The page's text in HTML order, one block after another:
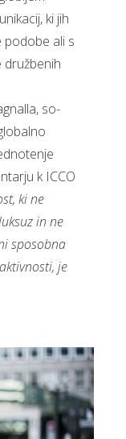
ki jih
podobe ali s
družbenih
so-
k ICCO
ki ne
in ne
sposobna
je